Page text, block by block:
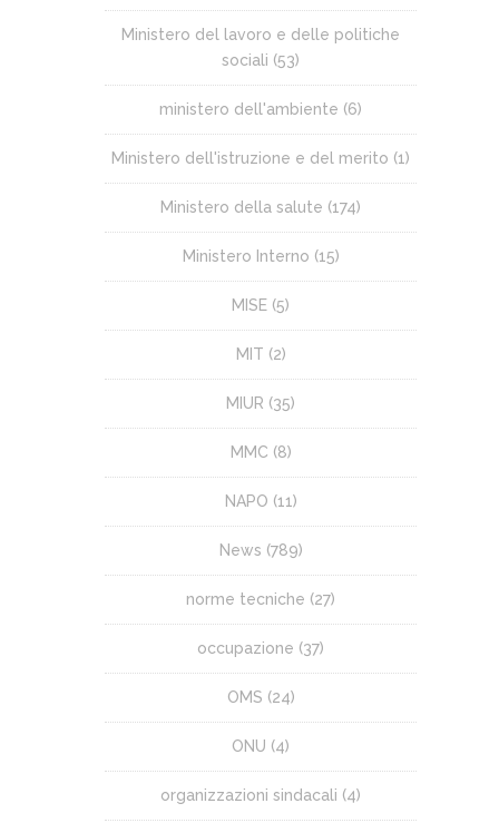
Ministero del lavoro e delle politiche
sociali (53)
ministero dell'ambiente (6)
Ministero dell'istruzione e del merito (1)
Ministero della salute (174)
Ministero Interno (15)
MISE (5)
MIT (2)
MIUR (35)
MMC (8)
NAPO (11)
News (789)
norme tecniche (27)
occupazione (37)
OMS (24)
ONU (4)
organizzazioni sindacali (4)